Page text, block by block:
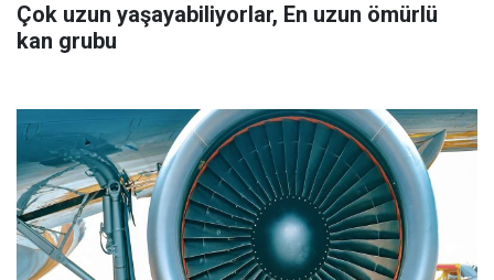
Çok uzun yaşayabiliyorlar, En uzun ömürlü
kan grubu